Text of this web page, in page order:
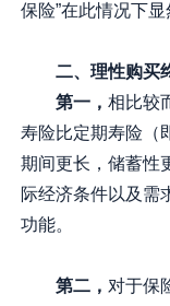
保险”在此情况下显
二、理性购买
第一， 相比较
寿险比定期寿险（
期间更长，储蓄性
际经济条件以及需
功能。
第二， 对于保